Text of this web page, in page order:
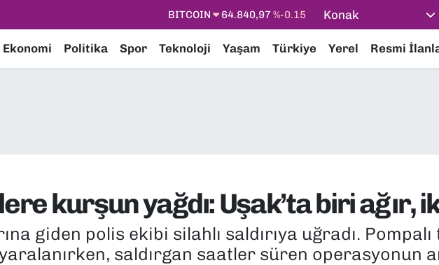
DOLAR 47,7436%0.18
EURO
55,2510%0.32
STERLİN
64,4811%0.38
Konak
Ekonomi Politika Spor Teknoloji Yaşam Türkiye Yerel Resmi
kurşun yağdı: Uşak’ta biri ağır,
giden polis ekibi silahlı saldırıya uğradı.
saldırgan saatler süren operasyonun